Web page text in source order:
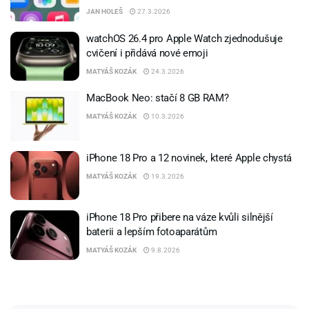
JAN HOLEŠ 27.3.2026
watchOS 26.4 pro Apple Watch zjednodušuje
cvičení i přidává nové emoji
MATYÁŠ KOZÁK 24.3.2026
MacBook Neo: stačí 8 GB RAM?
MATYÁŠ KOZÁK 10.3.2026
iPhone 18 Pro a 12 novinek, které Apple chystá
MATYÁŠ KOZÁK 19.3.2026
iPhone 18 Pro přibere na váze kvůli silnější
baterii a lepším fotoaparátům
MATYÁŠ KOZÁK 9.8.2026